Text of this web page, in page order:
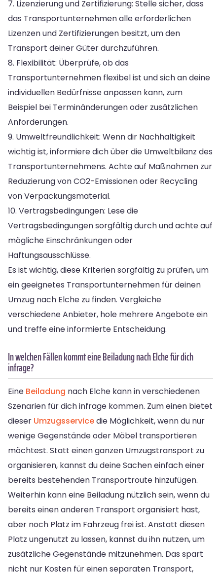
7. Lizenzierung und Zertifizierung: Stelle sicher, dass
das Transportunternehmen alle erforderlichen
Lizenzen und Zertifizierungen besitzt, um den
Transport deiner Güter durchzuführen.
8. Flexibilität: Überprüfe, ob das
Transportunternehmen flexibel ist und sich an deine
individuellen Bedürfnisse anpassen kann, zum
Beispiel bei Terminänderungen oder zusätzlichen
Anforderungen.
9. Umweltfreundlichkeit: Wenn dir Nachhaltigkeit
wichtig ist, informiere dich über die Umweltbilanz des
Transportunternehmens. Achte auf Maßnahmen zur
Reduzierung von CO2-Emissionen oder Recycling
von Verpackungsmaterial.
10. Vertragsbedingungen: Lese die
Vertragsbedingungen sorgfältig durch und achte auf
mögliche Einschränkungen oder
Haftungsausschlüsse.
Es ist wichtig, diese Kriterien sorgfältig zu prüfen, um
ein geeignetes Transportunternehmen für deinen
Umzug nach Elche zu finden. Vergleiche
verschiedene Anbieter, hole mehrere Angebote ein
und treffe eine informierte Entscheidung.
In welchen Fällen kommt eine Beiladung nach Elche für dich
infrage?
Eine Beiladung nach Elche kann in verschiedenen
Szenarien für dich infrage kommen. Zum einen bietet
dieser Umzugsservicedie Möglichkeit, wenn du nur
wenige Gegenstände oder Möbel transportieren
möchtest. Statt einen ganzen Umzugstransport zu
organisieren, kannst du deine Sachen einfach einer
bereits bestehenden Transportroute hinzufügen.
Weiterhin kann eine Beiladung nützlich sein, wenn du
bereits einen anderen Transport organisiert hast,
aber noch Platz im Fahrzeug frei ist. Anstatt diesen
Platz ungenutzt zu lassen, kannst du ihn nutzen, um
zusätzliche Gegenstände mitzunehmen. Das spart
nicht nur Kosten für einen separaten Transport,